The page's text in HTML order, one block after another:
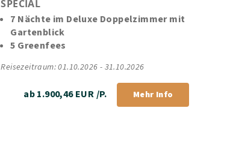
SPECIAL
7 Nächte im Deluxe Doppelzimmer mit
Gartenblick
5 Greenfees
Reisezeitraum: 01.10.2026 - 31.10.2026
ab 1.900,46 EUR /P. Mehr Info